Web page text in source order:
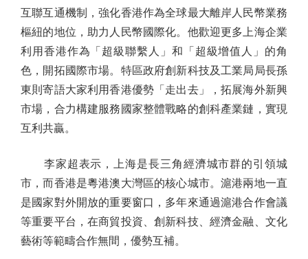
互聯互通機制，強化香港作為全球最大離岸人民幣業務
樞紐的地位，助力人民幣國際化。他歡迎更多上海企業
利用香港作為「超級聯繫人」和「超級增值人」的角
色，開拓國際市場。特區政府創新科技及工業局局長孫
東則寄語大家利用香港優勢「走出去」，拓展海外新興
市場，合力構建服務國家整體戰略的創科產業鏈，實現
互利共贏。
李家超表示，上海是長三角經濟城市群的引領城
市，而香港是粵港澳大灣區的核心城市。滬港兩地一直
是國家對外開放的重要窗口，多年來通過滬港合作會議
等重要平台，在商貿投資、創新科技、經濟金融、文化
藝術等範疇合作無間，優勢互補。